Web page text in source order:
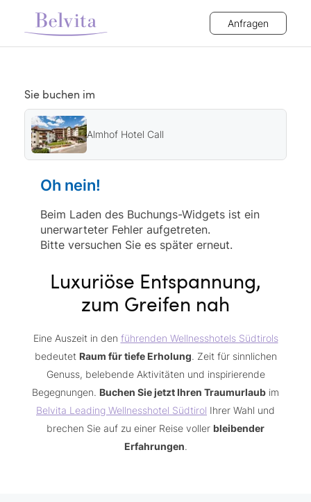
Anfragen
Sie buchen im
Almhof Hotel Call
Oh nein!
Beim Laden des Buchungs-Widgets ist ein
unerwarteter Fehler aufgetreten.
Bitte versuchen Sie es später erneut.
Luxuriöse Entspannung,
zum Greifen nah
Eine Auszeit in den führenden Wellnesshotels Südtirols
bedeutet Raum für tiefe Erholung. Zeit für sinnlichen
Genuss, belebende Aktivitäten und inspirierende
Begegnungen. Buchen Sie jetzt Ihren Traumurlaub im
Belvita Leading Wellnesshotel Südtirol Ihrer Wahl und
brechen Sie auf zu einer Reise voller bleibender
Erfahrungen.